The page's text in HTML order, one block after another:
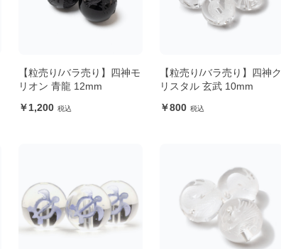
【粒売り/バラ売り】四神モ
リオン 青龍 12mm
1,200
【粒売り/バラ売り】四神ク
リスタル 玄武 10mm
800